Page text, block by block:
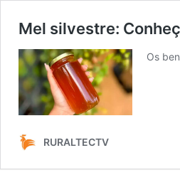
Mel silvestre:
Os
RURALTECTV